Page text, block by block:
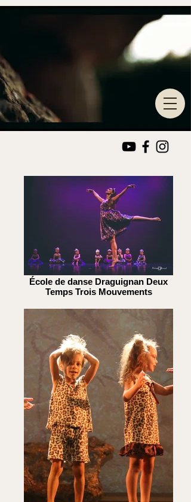
École de danse Draguignan Deux
Temps Trois Mouvements